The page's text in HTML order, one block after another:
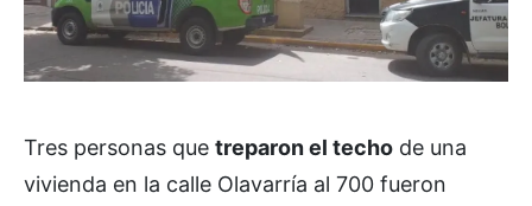
Tres personas que treparon el techo de una
vivienda en la calle Olavarría al 700 fueron